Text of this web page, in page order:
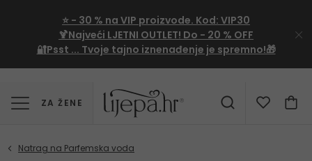
⭐ - 30 % na VIP proizvode. Kod: VIP30
🍹Najveći LJETNI OUTLET! Do - 20 % OFF
🔐Psst ... Tvoje tajno iznenađenje je spremno!🎁
ZA ŽENE